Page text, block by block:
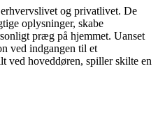
og privatlivet. De
oplysninger, skabe
præg på hjemmet. Uanset
ved indgangen til et
ved hoveddøren, spiller skilte en